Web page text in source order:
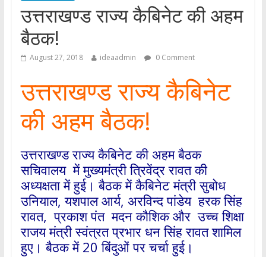
उत्तराखण्ड राज्य कैबिनेट की अहम
बैठक!
August 27, 2018 ideaadmin 0 Comment
उत्तराखण्ड राज्य कैबिनेट
की अहम बैठक!
उत्तराखण्ड राज्य कैबिनेट की अहम बैठक
सचिवालय में मुख्यमंत्री त्रिवेंद्र रावत की
अध्यक्षता में हुई। बैठक में कैबिनेट मंत्री सुबोध
उनियाल, यशपाल आर्य, अरविन्द पांडेय हरक सिंह
रावत, प्रकाश पंत मदन कौशिक और उच्च शिक्षा
राजय मंत्री स्वंत्रत प्रभार धन सिंह रावत शामिल
हुए। बैठक में 20 बिंदुओं पर चर्चा हुई।